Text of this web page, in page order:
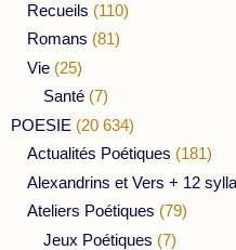
Recueils (110)
Romans (81)
Vie (25)
Santé (7)
POESIE (20 634)
Actualités Poétiques (181)
Alexandrins et Vers + 12
Ateliers Poétiques (79)
Jeux Poétiques (7)